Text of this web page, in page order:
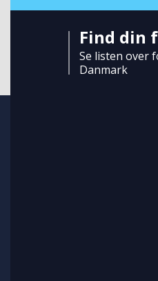
Find din
Se listen over
Danmark